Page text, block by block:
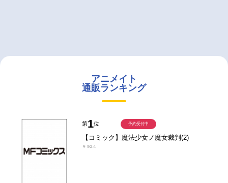
アニメイト
通販ランキング
第1位
【コミック】魔法少女ノ魔女裁判(2)
￥924
予約受付中